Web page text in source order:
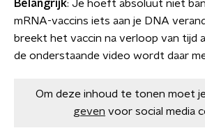
Belangrijk: Je hoeft absoluut niet
mRNA-vaccins iets aan je DNA
breekt het vaccin na verloop van tijd
de onderstaande video wordt daar
Om deze inhoud te tonen moet
geven voor social media